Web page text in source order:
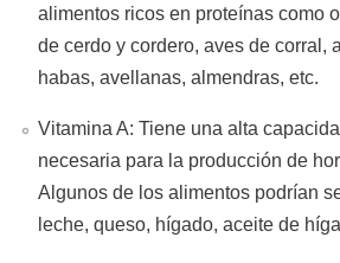
alimentos ricos en proteínas como
de cerdo y cordero, aves de corral,
habas, avellanas, almendras, etc.
Vitamina A: Tiene una alta
necesaria para la producción de
Algunos de los alimentos podrían
leche, queso, hígado, aceite de